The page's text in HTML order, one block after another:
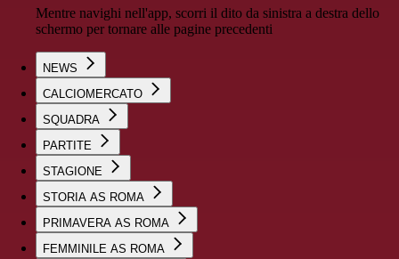
Mentre navighi nell'app, scorri il dito da sinistra a destra dello
schermo per tornare alle pagine precedenti
NEWS
CALCIOMERCATO
SQUADRA
PARTITE
STAGIONE
STORIA AS ROMA
PRIMAVERA AS ROMA
FEMMINILE AS ROMA